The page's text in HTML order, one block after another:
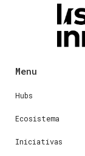
Menu
Hubs
Ecosistema
Iniciativas